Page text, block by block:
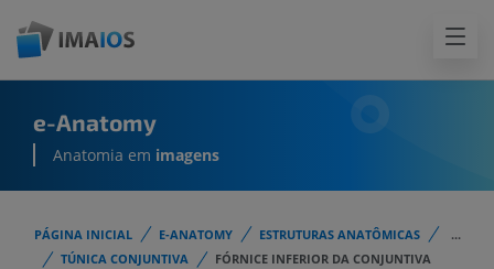
e-Anatomy
Anatomia em imagens
PÁGINA INICIAL E-ANATOMY ESTRUTURAS ANATÔMICAS
...
TÚNICA CONJUNTIVA
FÓRNICE INFERIOR DA CONJUNTIVA